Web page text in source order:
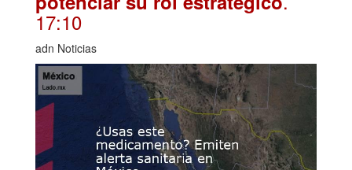
17:10
adn Noticias